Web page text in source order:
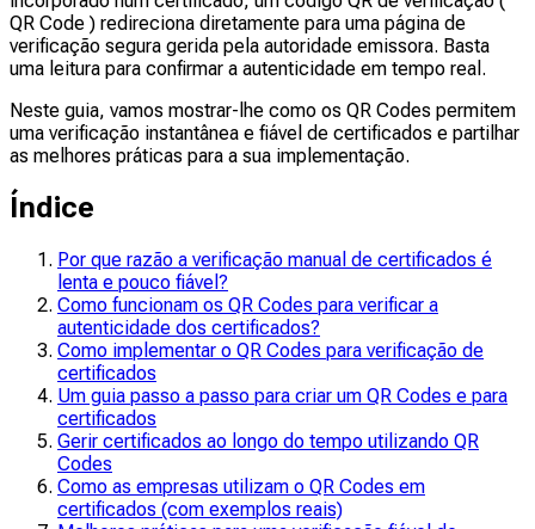
QR Code ) redireciona diretamente para uma página de
verificação segura gerida pela autoridade emissora. Basta
uma leitura para confirmar a autenticidade em tempo real.
Neste guia, vamos mostrar-lhe como os QR Codes permitem
uma verificação instantânea e fiável de certificados e partilhar
as melhores práticas para a sua implementação.
Índice
Por que razão a verificação manual de certificados é
lenta e pouco fiável?
Como funcionam os QR Codes para verificar a
autenticidade dos certificados?
Como implementar o QR Codes para verificação de
certificados
Um guia passo a passo para criar um QR Codes e para
certificados
Gerir certificados ao longo do tempo utilizando QR
Codes
Como as empresas utilizam o QR Codes em
certificados (com exemplos reais)